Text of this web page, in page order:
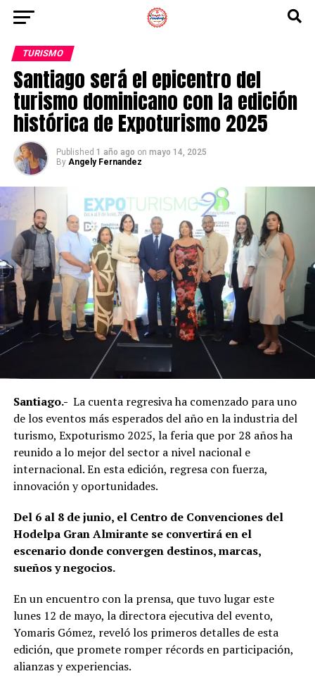
TURISMO
Santiago será el epicentro del
turismo dominicano con la edición
histórica de Expoturismo 2025
Published 1 año ago on mayo 14, 2025
By Angely Fernandez
Santiago.- La cuenta regresiva ha comenzado para uno
de los eventos más esperados del año en la industria del
turismo, Expoturismo 2025, la feria que por 28 años ha
reunido a lo mejor del sector a nivel nacional e
internacional. En esta edición, regresa con fuerza,
innovación y oportunidades.
Del 6 al 8 de junio, el Centro de Convenciones del
Hodelpa Gran Almirante se convertirá en el
escenario donde convergen destinos, marcas,
sueños y negocios.
En un encuentro con la prensa, que tuvo lugar este
lunes 12 de mayo, la directora ejecutiva del evento,
Yomaris Gómez, reveló los primeros detalles de esta
edición, que promete romper récords en participación,
alianzas y experiencias.